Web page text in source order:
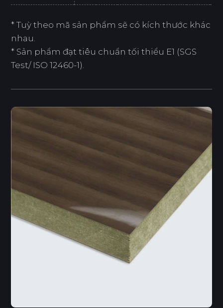
* Tuỳ theo mã sản phẩm sẽ có kích thước khác
nhau.
* Sản phẩm đạt tiêu chuẩn tối thiểu E1 (SGS
Test/ ISO 12460-1).